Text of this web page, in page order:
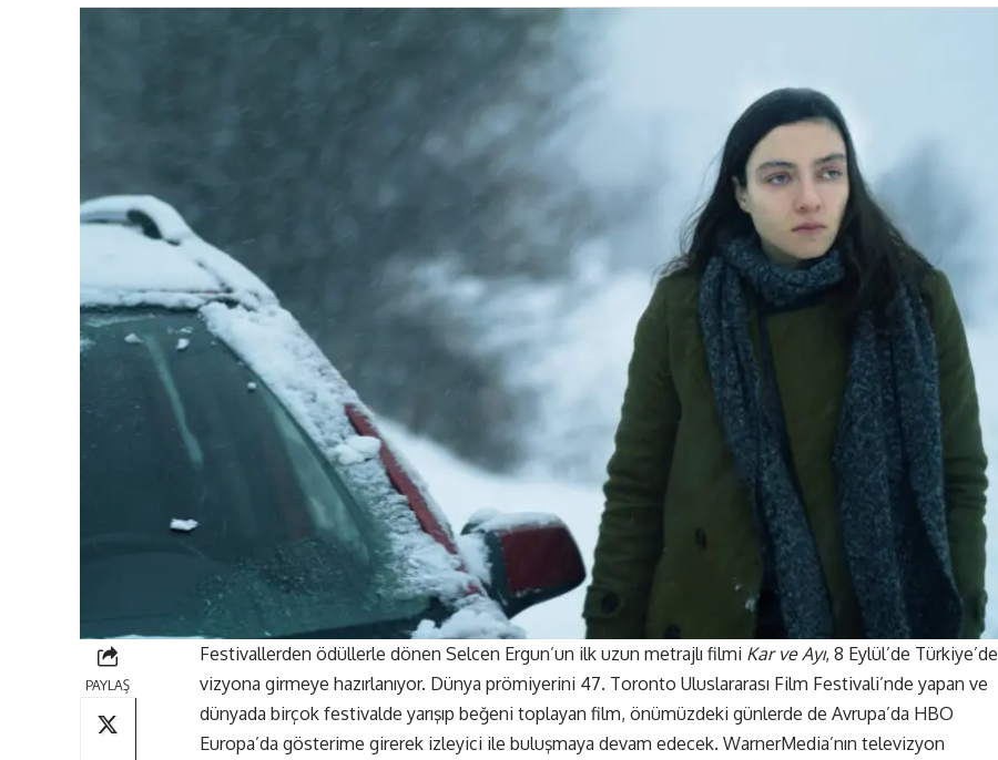
PAYLAŞ
Festivallerden ödüllerle dönen Selcen Ergun’un ilk uzun metrajlı filmi Kar ve Ayı, 8 Eylül’de Türkiye’de
vizyona girmeye hazırlanıyor. Dünya prömiyerini 47. Toronto Uluslararası Film Festivali’nde yapan ve
dünyada birçok festivalde yarışıp beğeni toplayan film, önümüzdeki günlerde de Avrupa’da HBO
Europa’da gösterime girerek izleyici ile buluşmaya devam edecek. WarnerMedia’nın televizyon